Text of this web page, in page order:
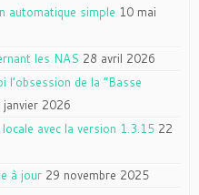
automatique simple 10 mai
les NAS 28 avril 2026
l’obsession de la “Basse
janvier 2026
avec la version 1.3.15 22
à jour 29 novembre 2025